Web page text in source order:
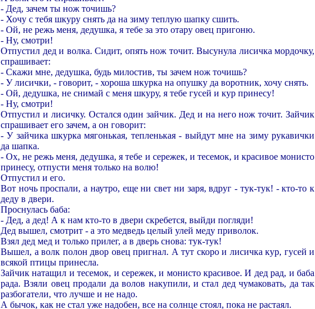
- Дед, зачем ты нож точишь?
- Хочу с тебя шкуру снять да на зиму теплую шапку сшить.
- Ой, не режь меня, дедушка, я тебе за это отару овец пригоню.
- Ну, смотри!
Отпустил дед и волка. Сидит, опять нож точит. Высунула лисичка мордочку,
спрашивает:
- Скажи мне, дедушка, будь милостив, ты зачем нож точишь?
- У лисички, - говорит, - хороша шкурка на опушку да воротник, хочу снять.
- Ой, дедушка, не снимай с меня шкуру, я тебе гусей и кур принесу!
- Ну, смотри!
Отпустил и лисичку. Остался один зайчик. Дед и на него нож точит. Зайчик
спрашивает его зачем, а он говорит:
- У зайчика шкурка мягонькая, тепленькая - выйдут мне на зиму рукавички
да шапка.
- Ох, не режь меня, дедушка, я тебе и сережек, и тесемок, и красивое монисто
принесу, отпусти меня только на волю!
Отпустил и его.
Вот ночь проспали, а наутро, еще ни свет ни заря, вдруг - тук-тук! - кто-то к
деду в двери.
Проснулась баба:
- Дед, а дед! А к нам кто-то в двери скребется, выйди погляди!
Дед вышел, смотрит - а это медведь целый улей меду приволок.
Взял дед мед и только прилег, а в дверь снова: тук-тук!
Вышел, а волк полон двор овец пригнал. А тут скоро и лисичка кур, гусей и
всякой птицы принесла.
Зайчик натащил и тесемок, и сережек, и монисто красивое. И дед рад, и баба
рада. Взяли овец продали да волов накупили, и стал дед чумаковать, да так
разбогатели, что лучше и не надо.
А бычок, как не стал уже надобен, все на солнце стоял, пока не растаял.